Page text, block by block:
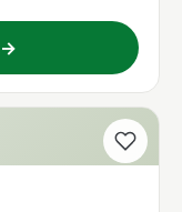
→